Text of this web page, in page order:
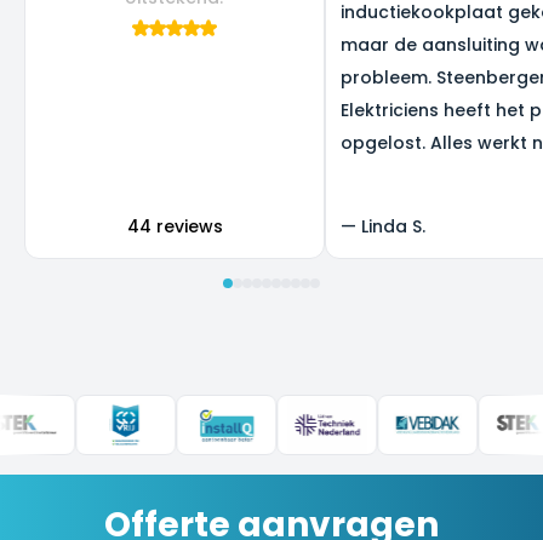
44 reviews
inductiekookplaat
maar de aansluiting
probleem.
Elektriciens heeft het
opgelost. Alles werkt
— Linda S.
Offerte aanvragen